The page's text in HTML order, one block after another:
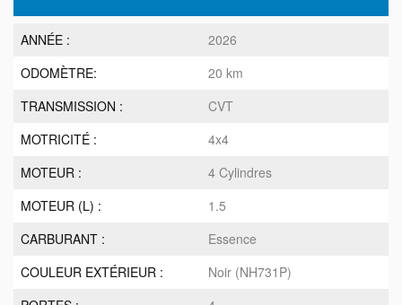
ANNÉE :
2026
ODOMÈTRE:
20 km
TRANSMISSION :
CVT
MOTRICITÉ :
4x4
MOTEUR :
4 Cylindres
MOTEUR (L) :
1.5
CARBURANT :
Essence
COULEUR EXTÉRIEUR :
Noir (NH731P)